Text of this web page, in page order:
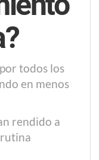
todos los
en menos
rendido a